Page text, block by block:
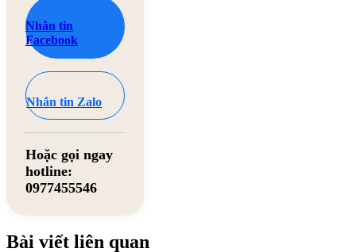
Nhắn tin
Facebook
Nhắn tin Zalo
Hoặc gọi ngay
hotline:
0977455546
Bài viết liên quan